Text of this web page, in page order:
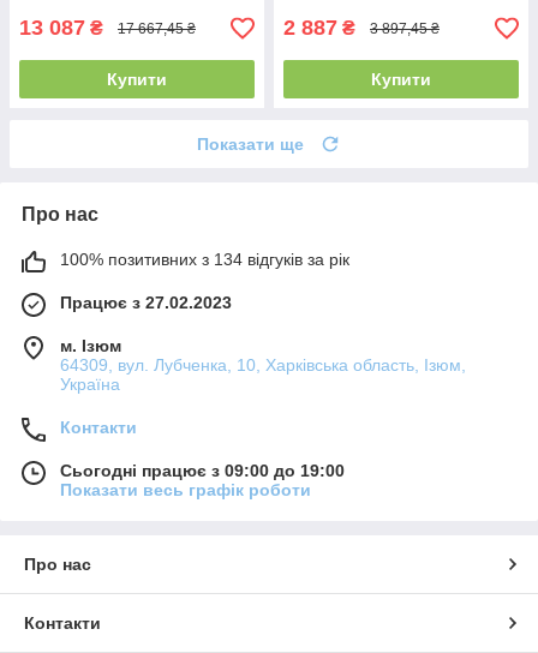
13 087 ₴ 17 667,45 ₴
Купити
2 887 ₴ 3 897,45 ₴
Купити
Показати ще
Про нас
100% позитивних з 134 відгуків за рік
Працює з 27.02.2023
м. Ізюм
64309, вул. Лубченка, 10, Харківська область, Ізюм,
Україна
Контакти
Сьогодні працює з 09:00 до 19:00
Показати весь графік роботи
Про нас
Контакти